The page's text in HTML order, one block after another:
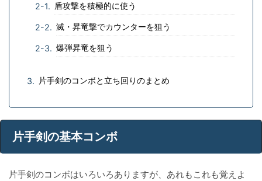
盾攻撃を積極的に使う
滅・昇竜撃でカウンターを狙う
爆弾昇竜を狙う
片手剣のコンボと立ち回りのまとめ
片手剣の基本コンボ
片手剣のコンボはいろいろありますが、あれもこれも覚えよ